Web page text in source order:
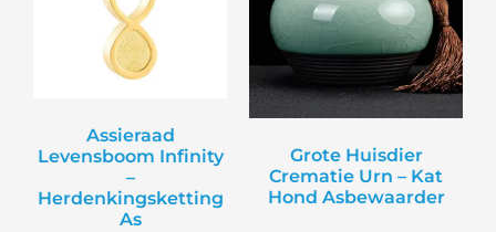
Assieraad
Levensboom Infinity
–
Herdenkingsketting
As
Grote Huisdier
Crematie Urn – Kat
Hond Asbewaarder